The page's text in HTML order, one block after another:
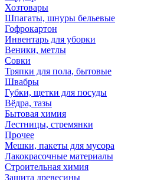
Хозтовары
Шпагаты, шнуры бельевые
Гофрокартон
Инвентарь для уборки
Веники, метлы
Совки
Тряпки для пола, бытовые
Швабры
Губки, щетки для посуды
Вёдра, тазы
Бытовая химия
Лестницы, стремянки
Прочее
Мешки, пакеты для мусора
Лакокрасочные материалы
Строительная химия
Защита древесины